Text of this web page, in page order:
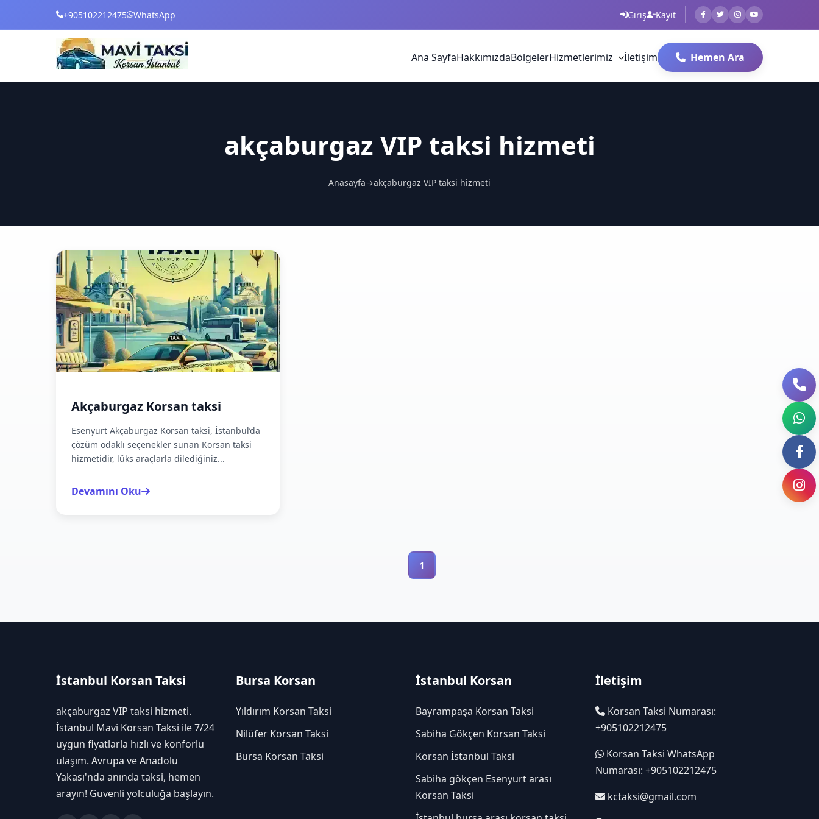
+905102212475 WhatsApp Giriş Kayıt
Ana SayfaHakkımızdaBölgelerHizmetlerimiz İletişim Hemen Ara
akçaburgaz VIP taksi hizmeti
Anasayfa→akçaburgaz VIP taksi hizmeti
Akçaburgaz Korsan taksi
Esenyurt Akçaburgaz Korsan taksi, İstanbul’da
çözüm odaklı seçenekler sunan Korsan taksi
hizmetidir, lüks araçlarla dilediğiniz...
Devamını Oku
1
İstanbul Korsan Taksi
akçaburgaz VIP taksi hizmeti.
İstanbul Mavi Korsan Taksi ile 7/24
uygun fiyatlarla hızlı ve konforlu
ulaşım. Avrupa ve Anadolu
Yakası'nda anında taksi, hemen
arayın! Güvenli yolculuğa başlayın.
Bursa Korsan
Yıldırım Korsan Taksi
Nilüfer Korsan Taksi
Bursa Korsan Taksi
İstanbul Korsan
Bayrampaşa Korsan Taksi
Sabiha Gökçen Korsan Taksi
Korsan İstanbul Taksi
Sabiha gökçen Esenyurt arası
Korsan Taksi
İletişim
Korsan Taksi Numarası:
+905102212475
Korsan Taksi WhatsApp
Numarası: +905102212475
kctaksi@gmail.com